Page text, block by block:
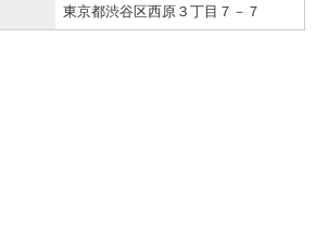
東京都渋谷区西原３丁目７－７